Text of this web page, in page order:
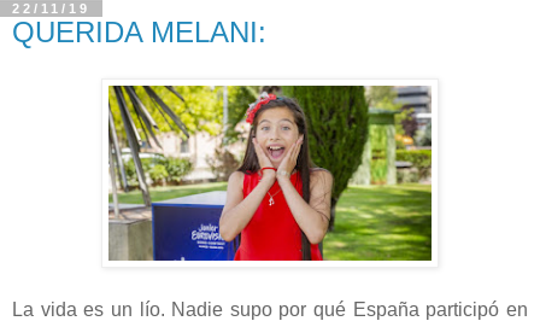
22/11/19
QUERIDA MELANI:
La vida es un lío. Nadie supo por qué España participó en